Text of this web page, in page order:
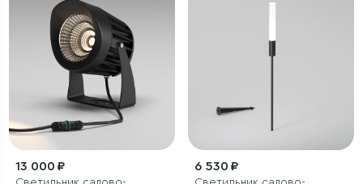
13 000 ₽ 6 530 ₽